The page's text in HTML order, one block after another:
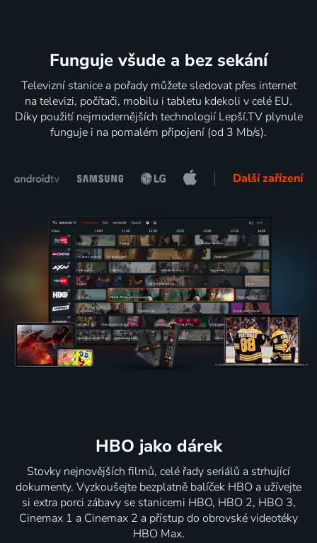
Funguje všude a bez sekání
Televizní stanice a pořady můžete sledovat přes internet
na televizi, počítači, mobilu i tabletu kdekoli v celé EU.
Díky použití nejmodernějších technologií Lepší.TV plynule
funguje i na pomalém připojení (od 3 Mb/s).
Další zařízení
HBO jako dárek
Stovky nejnovějších filmů, celé řady seriálů a strhující
dokumenty. Vyzkoušejte bezplatně balíček HBO a užívejte
si extra porci zábavy se stanicemi HBO, HBO 2, HBO 3,
Cinemax 1 a Cinemax 2 a přístup do obrovské videotéky
HBO Max.